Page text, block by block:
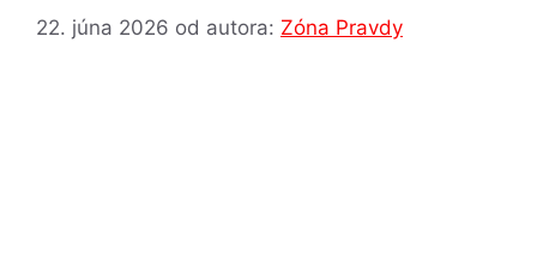
22. júna 2026 od autora: Zóna Pravdy